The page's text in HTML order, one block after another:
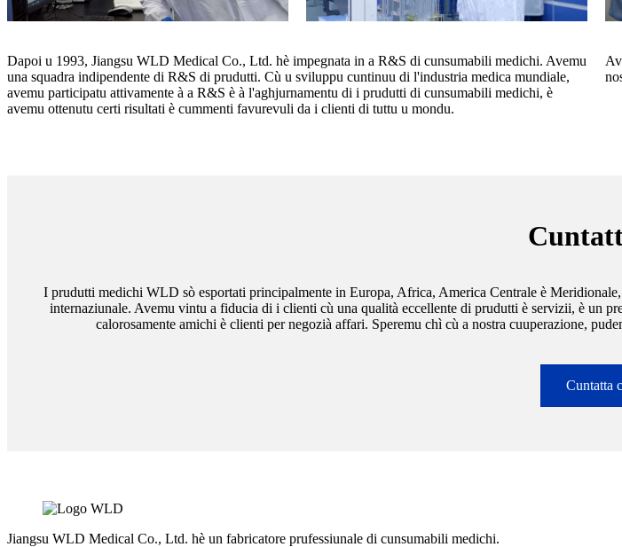
Dapoi u 1993, Jiangsu WLD Medical Co., Ltd. hè impegnata in a R&S di cunsumabili medichi. Avemu
una squadra indipendente di R&S di prudutti. Cù u sviluppu cuntinuu di l'industria medica mundiale,
avemu participatu attivamente à a R&S è à l'aghjurnamentu di i prudutti di cunsumabili medichi, è
avemu ottenutu certi risultati è cummenti favurevuli da i clienti di tuttu u mondu.
I prudutti medichi WLD sò esportati principalmente in Europa, Africa, America Centrale è
internaziunale. Avemu vintu a fiducia di i clienti cù una qualità eccellente di prudutti è servizii, è un
calorosamente amichi è clienti per negozià affari. Speremu chì cù a nostra cuuperazione,
Cuntatta
Jiangsu WLD Medical Co., Ltd. hè un fabricatore prufessiunale di cunsumabili medichi.